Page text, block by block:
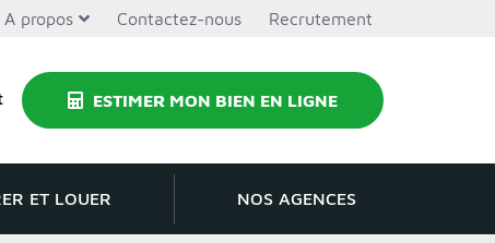
A propos Contactez-nous Recrutement
ESTIMER MON BIEN EN LIGNE
ET LOUER NOS AGENCES